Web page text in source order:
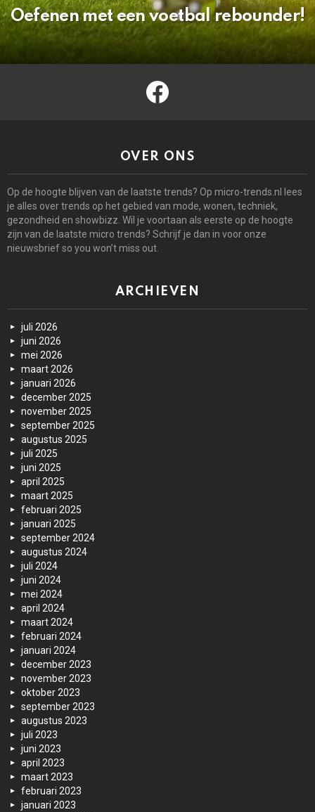
Oefenen met een voetbal rebounder!
facebook
OVER ONS
Op de hoogte blijven van de laatste trends? Op micro-trends.nl lees
je alles over trends op het gebied van mode, wonen, techniek,
gezondheid en showbizz. Wil je voortaan als eerste op de hoogte
zijn van de laatste micro trends? Schrijf je dan in voor onze
nieuwsbrief so you won’t miss out.
ARCHIEVEN
juli 2026
juni 2026
mei 2026
maart 2026
januari 2026
december 2025
november 2025
september 2025
augustus 2025
juli 2025
juni 2025
april 2025
maart 2025
februari 2025
januari 2025
september 2024
augustus 2024
juli 2024
juni 2024
mei 2024
april 2024
maart 2024
februari 2024
januari 2024
december 2023
november 2023
oktober 2023
september 2023
augustus 2023
juli 2023
juni 2023
april 2023
maart 2023
februari 2023
januari 2023